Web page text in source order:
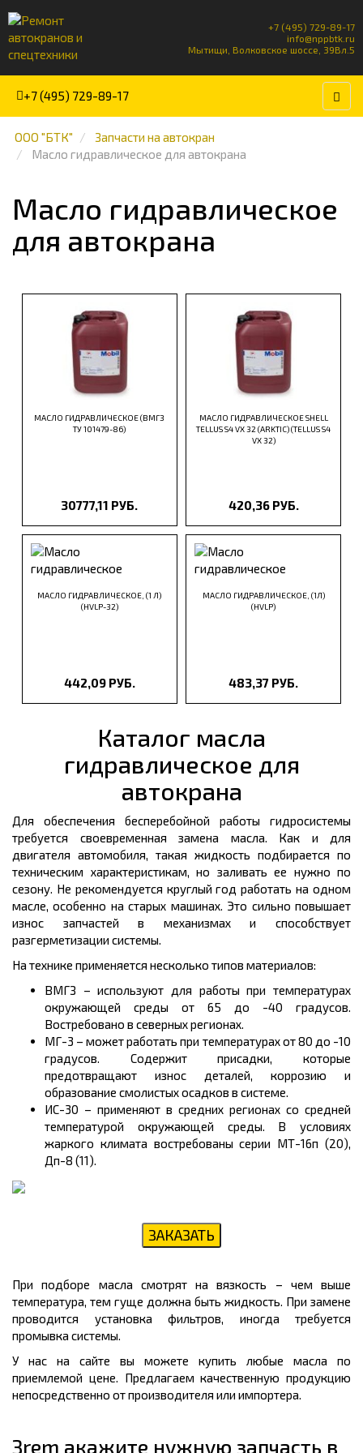
+7 (495) 729-89-17
info@nppbtk.ru
Мытищи, Волковское шоссе, 39Вл.5
+7 (495) 729-89-17
ООО "БТК"
Запчасти на автокран
Масло гидравлическое для автокрана
Масло гидравлическое
для автокрана
МАСЛО ГИДРАВЛИЧЕСКОЕ (ВМГЗ
ТУ 101479-86)
30777,11 РУБ.
МАСЛО ГИДРАВЛИЧЕСКОЕ SHELL
TELLUS S4 VX 32 (ARKTIC) (TELLUS S4
VX 32)
420,36 РУБ.
МАСЛО ГИДРАВЛИЧЕСКОЕ, (1 Л)
(HVLP-32)
442,09 РУБ.
МАСЛО ГИДРАВЛИЧЕСКОЕ, (1Л)
(HVLP)
483,37 РУБ.
Каталог масла
гидравлическое для
автокрана
Для обеспечения бесперебойной работы гидросистемы
требуется своевременная замена масла. Как и для
двигателя автомобиля, такая жидкость подбирается по
техническим характеристикам, но заливать ее нужно по
сезону. Не рекомендуется круглый год работать на одном
масле, особенно на старых машинах. Это сильно повышает
износ запчастей в механизмах и способствует
разгерметизации системы.
На технике применяется несколько типов материалов:
ВМГЗ – используют для работы при температурах
окружающей среды от 65 до -40 градусов.
Востребовано в северных регионах.
МГ-3 – может работать при температурах от 80 до -10
градусов. Содержит присадки, которые
предотвращают износ деталей, коррозию и
образование смолистых осадков в системе.
ИС-30 – применяют в средних регионах со средней
температурой окружающей среды. В условиях
жаркого климата востребованы серии МТ-16п (20),
Дп-8 (11).
При подборе масла смотрят на вязкость – чем выше
температура, тем гуще должна быть жидкость. При замене
проводится установка фильтров, иногда требуется
промывка системы.
У нас на сайте вы можете купить любые масла по
приемлемой цене. Предлагаем качественную продукцию
непосредственно от производителя или импортера.
Зrem акажите нужную запчасть в